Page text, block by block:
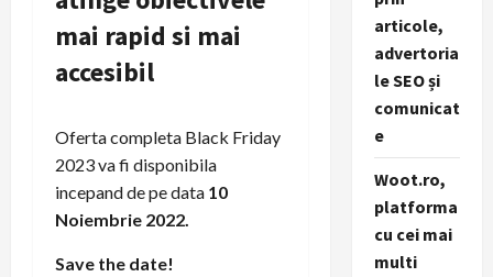
mai rapid si mai
accesibil
Oferta completa Black Friday
2023 va fi disponibila
incepand de pe data 10
Noiembrie 2022.
Save the date!
articole,
advertoria
le SEO și
comunicat
e
Woot.ro,
platforma
cu cei mai
multi